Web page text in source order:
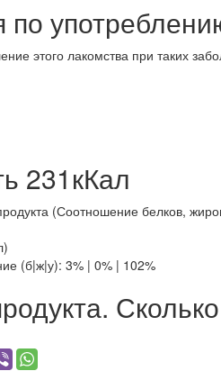
по
этого лакомства при таких
231кКал
(Соотношение белков,
(б|ж|у): 3% | 0% | 102%